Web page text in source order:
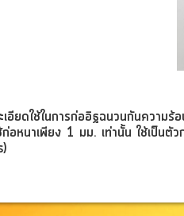
เอียดใช้ในการก่ออิฐฉนวนกันควา
ก่อหนาเพียง 1 มม. เท่านั้น ใช้เป็นตั